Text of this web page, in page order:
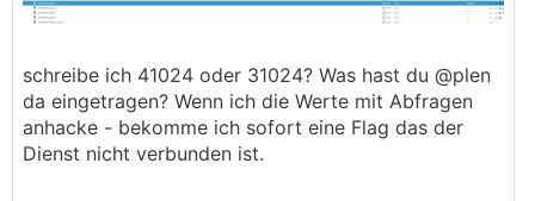
schreibe ich 41024 oder 31024? Was hast du @plen
da eingetragen? Wenn ich die Werte mit Abfragen
anhacke - bekomme ich sofort eine Flag das der
Dienst nicht verbunden ist.